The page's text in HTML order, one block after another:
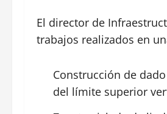
El director de
trabajos realizados en
Construcción de
del límite superior